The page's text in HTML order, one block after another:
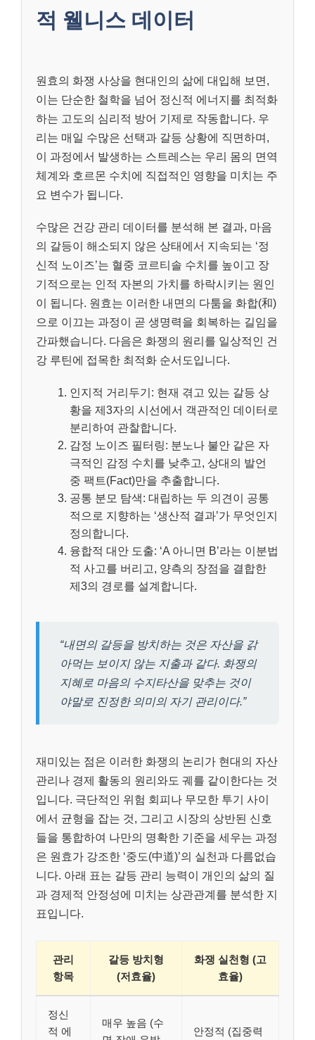
적 웰니스 데이터
원효의 화쟁 사상을 현대인의 삶에 대입해 보면,
이는 단순한 철학을 넘어 정신적 에너지를 최적화
하는 고도의 심리적 방어 기제로 작동합니다. 우
리는 매일 수많은 선택과 갈등 상황에 직면하며,
이 과정에서 발생하는 스트레스는 우리 몸의 면역
체계와 호르몬 수치에 직접적인 영향을 미치는 주
요 변수가 됩니다.
수많은 건강 관리 데이터를 분석해 본 결과, 마음
의 갈등이 해소되지 않은 상태에서 지속되는 ‘정
신적 노이즈’는 혈중 코르티솔 수치를 높이고 장
기적으로는 인적 자본의 가치를 하락시키는 원인
이 됩니다. 원효는 이러한 내면의 다툼을 화합(和)
으로 이끄는 과정이 곧 생명력을 회복하는 길임을
간파했습니다. 다음은 화쟁의 원리를 일상적인 건
강 루틴에 접목한 최적화 순서도입니다.
인지적 거리두기: 현재 겪고 있는 갈등 상
황을 제3자의 시선에서 객관적인 데이터로
분리하여 관찰합니다.
감정 노이즈 필터링: 분노나 불안 같은 자
극적인 감정 수치를 낮추고, 상대의 발언
중 팩트(Fact)만을 추출합니다.
공통 분모 탐색: 대립하는 두 의견이 공통
적으로 지향하는 ‘생산적 결과’가 무엇인지
정의합니다.
융합적 대안 도출: ‘A 아니면 B’라는 이분법
적 사고를 버리고, 양측의 장점을 결합한
제3의 경로를 설계합니다.
“내면의 갈등을 방치하는 것은 자산을 갉
아먹는 보이지 않는 지출과 같다. 화쟁의
지혜로 마음의 수지타산을 맞추는 것이
야말로 진정한 의미의 자기 관리이다.”
재미있는 점은 이러한 화쟁의 논리가 현대의 자산
관리나 경제 활동의 원리와도 궤를 같이한다는 것
입니다. 극단적인 위험 회피나 무모한 투기 사이
에서 균형을 잡는 것, 그리고 시장의 상반된 신호
들을 통합하여 나만의 명확한 기준을 세우는 과정
은 원효가 강조한 ‘중도(中道)’의 실천과 다름없습
니다. 아래 표는 갈등 관리 능력이 개인의 삶의 질
과 경제적 안정성에 미치는 상관관계를 분석한 지
표입니다.
관리
항목
갈등 방치형
(저효율)
화쟁 실천형 (고
효율)
정신
적 에
매우 높음 (수
안정적 (집중력